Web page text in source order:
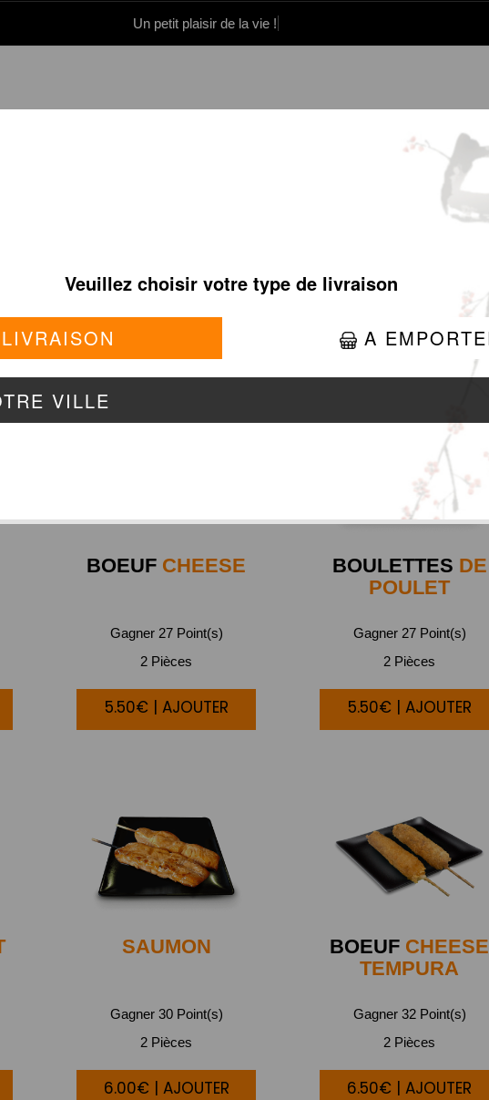
Un petit plaisir de la vie !
Panier
YAKITORI
BOEUF CHEESE
Gagner 27 Point(s)
2 Pièces
5.50€ | AJOUTER
BOULETTES DE
POULET
Gagner 27 Point(s)
2 Pièces
5.50€ | AJOUTER
SAUMON
Gagner 30 Point(s)
2 Pièces
6.00€ | AJOUTER
BOEUF CHEESE
TEMPURA
Gagner 32 Point(s)
2 Pièces
6.50€ | AJOUTER